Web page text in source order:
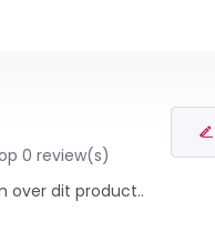
0 review(s)
over dit product..